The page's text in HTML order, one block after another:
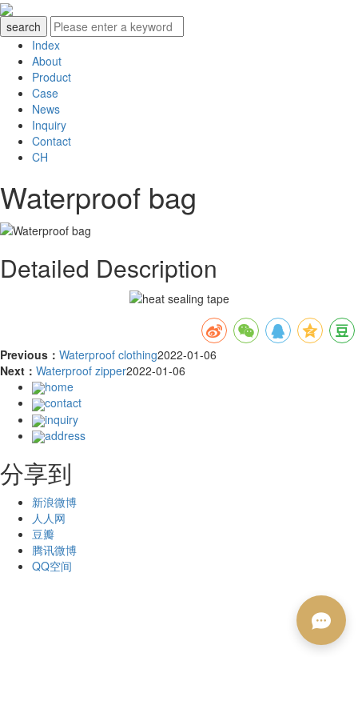
Index
About
Product
Case
News
Inquiry
Contact
CH
Waterproof bag
Detailed Description
Previous： Waterproof clothing2022-01-06
Next： Waterproof zipper2022-01-06
home
contact
inquiry
address
分享到
新浪微博
人人网
豆瓣
腾讯微博
QQ空间